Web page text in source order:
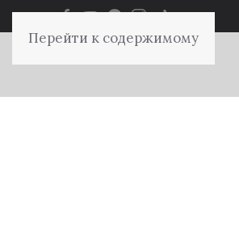
Перейти к содержимому